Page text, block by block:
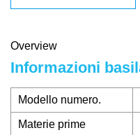
Overview
Informazioni
Modello numero.
Materie prime